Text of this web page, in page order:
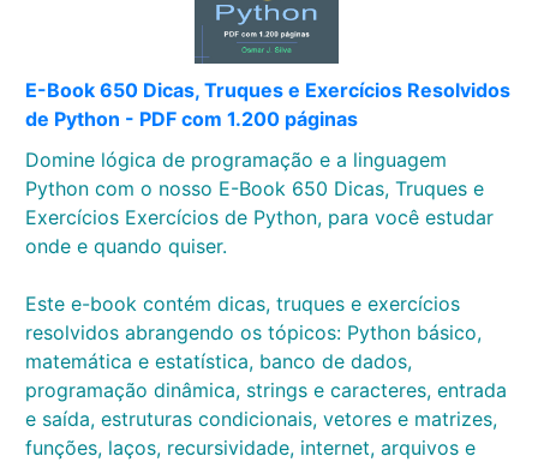
E-Book 650 Dicas, Truques e Exercícios Resolvidos
de Python - PDF com 1.200 páginas
Domine lógica de programação e a linguagem
Python com o nosso E-Book 650 Dicas, Truques e
Exercícios Exercícios de Python, para você estudar
onde e quando quiser.
Este e-book contém dicas, truques e exercícios
resolvidos abrangendo os tópicos: Python básico,
matemática e estatística, banco de dados,
programação dinâmica, strings e caracteres, entrada
e saída, estruturas condicionais, vetores e matrizes,
funções, laços, recursividade, internet, arquivos e